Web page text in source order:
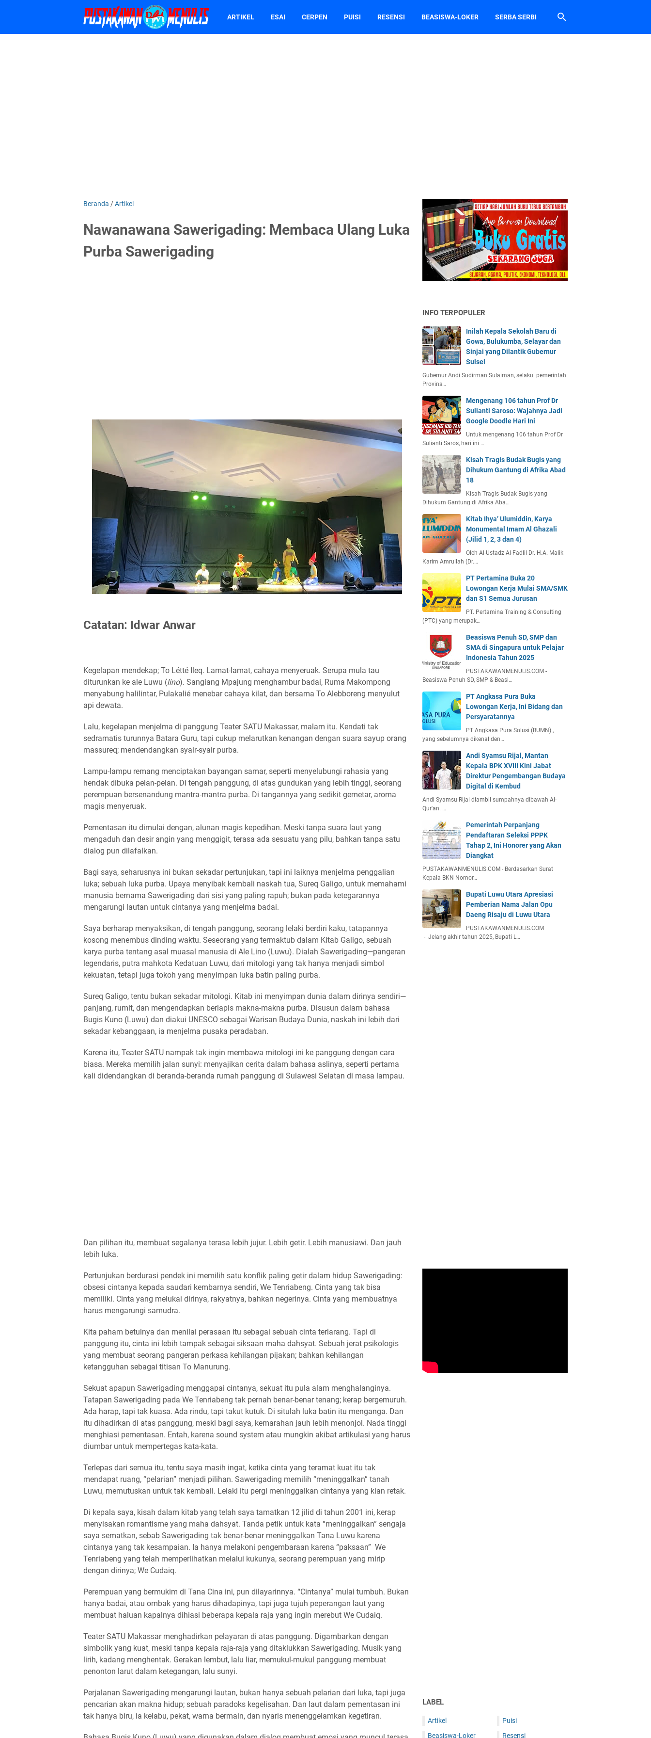
ARTIKEL ESAI CERPEN PUISI RESENSI BEASISWA-LOKER SERBA SERBI
Beranda /Artikel
Nawanawana Sawerigading: Membaca Ulang Luka
Purba Sawerigading
Catatan: Idwar Anwar
Kegelapan mendekap; To Létté Ileq. Lamat-lamat, cahaya menyeruak. Serupa mula tau
diturunkan ke ale Luwu (lino). Sangiang Mpajung menghambur badai, Ruma Makompong
menyabung halilintar, Pulakalié menebar cahaya kilat, dan bersama To Alebboreng menyulut
api dewata.
Lalu, kegelapan menjelma di panggung Teater SATU Makassar, malam itu. Kendati tak
sedramatis turunnya Batara Guru, tapi cukup melarutkan kenangan dengan suara sayup orang
massureq; mendendangkan syair-syair purba.
Lampu-lampu remang menciptakan bayangan samar, seperti menyelubungi rahasia yang
hendak dibuka pelan-pelan. Di tengah panggung, di atas gundukan yang lebih tinggi, seorang
perempuan bersenandung mantra-mantra purba. Di tangannya yang sedikit gemetar, aroma
magis menyeruak.
Pementasan itu dimulai dengan, alunan magis kepedihan. Meski tanpa suara laut yang
mengaduh dan desir angin yang menggigit, terasa ada sesuatu yang pilu, bahkan tanpa satu
dialog pun dilafalkan.
Bagi saya, seharusnya ini bukan sekadar pertunjukan, tapi ini laiknya menjelma penggalian
luka; sebuah luka purba. Upaya menyibak kembali naskah tua, Sureq Galigo, untuk memahami
manusia bernama Sawerigading dari sisi yang paling rapuh; bukan pada ketegarannya
mengarungi lautan untuk cintanya yang menjelma badai.
Saya berharap menyaksikan, di tengah panggung, seorang lelaki berdiri kaku, tatapannya
kosong menembus dinding waktu. Seseorang yang termaktub dalam Kitab Galigo, sebuah
karya purba tentang asal muasal manusia di Ale Lino (Luwu). Dialah Sawerigading—pangeran
legendaris, putra mahkota Kedatuan Luwu, dari mitologi yang tak hanya menjadi simbol
kekuatan, tetapi juga tokoh yang menyimpan luka batin paling purba.
Sureq Galigo, tentu bukan sekadar mitologi. Kitab ini menyimpan dunia dalam dirinya sendiri—
panjang, rumit, dan mengendapkan berlapis makna-makna purba. Disusun dalam bahasa
Bugis Kuno (Luwu) dan diakui UNESCO sebagai Warisan Budaya Dunia, naskah ini lebih dari
sekadar kebanggaan, ia menjelma pusaka peradaban.
Karena itu, Teater SATU nampak tak ingin membawa mitologi ini ke panggung dengan cara
biasa. Mereka memilih jalan sunyi: menyajikan cerita dalam bahasa aslinya, seperti pertama
kali didendangkan di beranda-beranda rumah panggung di Sulawesi Selatan di masa lampau.
Dan pilihan itu, membuat segalanya terasa lebih jujur. Lebih getir. Lebih manusiawi. Dan jauh
lebih luka.
Pertunjukan berdurasi pendek ini memilih satu konflik paling getir dalam hidup Sawerigading:
obsesi cintanya kepada saudari kembarnya sendiri, We Tenriabeng. Cinta yang tak bisa
memiliki. Cinta yang melukai dirinya, rakyatnya, bahkan negerinya. Cinta yang membuatnya
harus mengarungi samudra.
Kita paham betulnya dan menilai perasaan itu sebagai sebuah cinta terlarang. Tapi di
panggung itu, cinta ini lebih tampak sebagai siksaan maha dahsyat. Sebuah jerat psikologis
yang membuat seorang pangeran perkasa kehilangan pijakan; bahkan kehilangan
ketangguhan sebagai titisan To Manurung.
Sekuat apapun Sawerigading menggapai cintanya, sekuat itu pula alam menghalanginya.
Tatapan Sawerigading pada We Tenriabeng tak pernah benar-benar tenang; kerap bergemuruh.
Ada harap, tapi tak kuasa. Ada rindu, tapi takut kutuk. Di situlah luka batin itu menganga. Dan
itu dihadirkan di atas panggung, meski bagi saya, kemarahan jauh lebih menonjol. Nada tinggi
menghiasi pementasan. Entah, karena sound system atau mungkin akibat artikulasi yang harus
diumbar untuk mempertegas kata-kata.
Terlepas dari semua itu, tentu saya masih ingat, ketika cinta yang teramat kuat itu tak
mendapat ruang, “pelarian” menjadi pilihan. Sawerigading memilih “meninggalkan” tanah
Luwu, memutuskan untuk tak kembali. Lelaki itu pergi meninggalkan cintanya yang kian retak.
Di kepala saya, kisah dalam kitab yang telah saya tamatkan 12 jilid di tahun 2001 ini, kerap
menyisakan romantisme yang maha dahsyat. Tanda petik untuk kata “meninggalkan” sengaja
saya sematkan, sebab Sawerigading tak benar-benar meninggalkan Tana Luwu karena
cintanya yang tak kesampaian. Ia hanya melakoni pengembaraan karena “paksaan” We
Tenriabeng yang telah memperlihatkan melalui kukunya, seorang perempuan yang mirip
dengan dirinya; We Cudaiq.
Perempuan yang bermukim di Tana Cina ini, pun dilayarinnya. “Cintanya” mulai tumbuh. Bukan
hanya badai, atau ombak yang harus dihadapinya, tapi juga tujuh peperangan laut yang
membuat haluan kapalnya dihiasi beberapa kepala raja yang ingin merebut We Cudaiq.
Teater SATU Makassar menghadirkan pelayaran di atas panggung. Digambarkan dengan
simbolik yang kuat, meski tanpa kepala raja-raja yang ditaklukkan Sawerigading. Musik yang
lirih, kadang menghentak. Gerakan lembut, lalu liar, memukul-mukul panggung membuat
penonton larut dalam ketegangan, lalu sunyi.
Perjalanan Sawerigading mengarungi lautan, bukan hanya sebuah pelarian dari luka, tapi juga
pencarian akan makna hidup; sebuah paradoks kegelisahan. Dan laut dalam pementasan ini
tak hanya biru, ia kelabu, pekat, warna bermain, dan nyaris menenggelamkan kegetiran.
INFO TERPOPULER
Inilah Kepala Sekolah Baru di
Gowa, Bulukumba, Selayar dan
Sinjai yang Dilantik Gubernur
Sulsel
Gubernur Andi Sudirman Sulaiman, selaku pemerintah
Provins…
Mengenang 106 tahun Prof Dr
Sulianti Saroso: Wajahnya Jadi
Google Doodle Hari Ini
Untuk mengenang 106 tahun Prof Dr
Sulianti Saros, hari ini …
Kisah Tragis Budak Bugis yang
Dihukum Gantung di Afrika Abad
18
Kisah Tragis Budak Bugis yang
Dihukum Gantung di Afrika Aba…
Kitab Ihya’ Ulumiddin, Karya
Monumental Imam Al Ghazali
(Jilid 1, 2, 3 dan 4)
Oleh Al-Ustadz Al-Fadlil Dr. H.A. Malik
Karim Amrullah (Dr.…
PT Pertamina Buka 20
Lowongan Kerja Mulai SMA/SMK
dan S1 Semua Jurusan
PT. Pertamina Training & Consulting
(PTC) yang merupak…
Beasiswa Penuh SD, SMP dan
SMA di Singapura untuk Pelajar
Indonesia Tahun 2025
PUSTAKAWANMENULIS.COM -
Beasiswa Penuh SD, SMP & Beasi…
PT Angkasa Pura Buka
Lowongan Kerja, Ini Bidang dan
Persyaratannya
PT Angkasa Pura Solusi (BUMN) ,
yang sebelumnya dikenal den…
Andi Syamsu Rijal, Mantan
Kepala BPK XVIII Kini Jabat
Direktur Pengembangan Budaya
Digital di Kembud
Andi Syamsu Rijal diambil sumpahnya dibawah Al-
Qur'an. …
Pemerintah Perpanjang
Pendaftaran Seleksi PPPK
Tahap 2, Ini Honorer yang Akan
Diangkat
PUSTAKAWANMENULIS.COM - Berdasarkan Surat
Kepala BKN Nomor…
Bupati Luwu Utara Apresiasi
Pemberian Nama Jalan Opu
Daeng Risaju di Luwu Utara
PUSTAKAWANMENULIS.COM
- Jelang akhir tahun 2025, Bupati L…
LABEL
Artikel
Beasiswa-Loker
Puisi
Resensi